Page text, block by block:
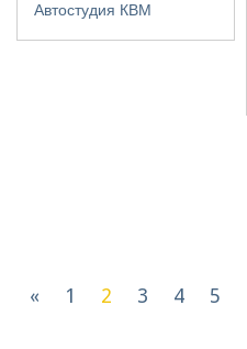
Автостудия КВМ
« 1 2 3 4 5